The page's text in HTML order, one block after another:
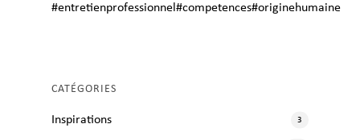
#entretienprofessionnel #competences#originehumaine
CATÉGORIES
Inspirations 3